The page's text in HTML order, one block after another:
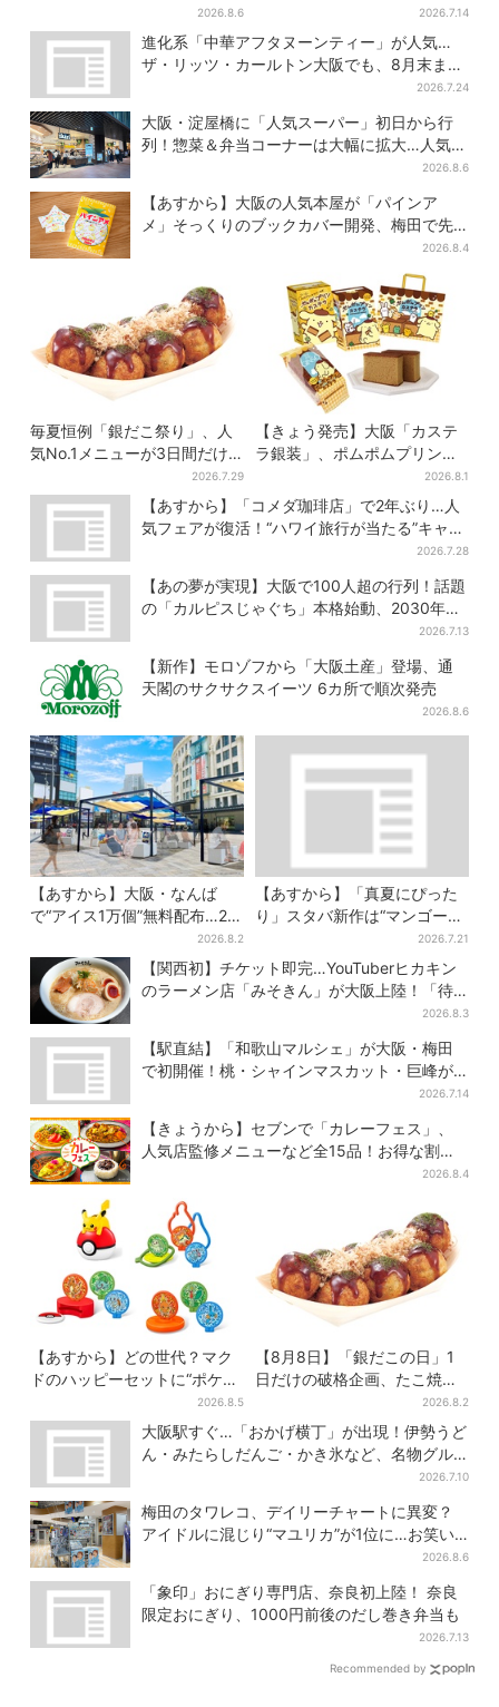
しゃぶしゃぶ・カフェまで…
22店舗がオープン
2026.8.6
ッズ＆お得な3500円クーポン
付き
2026.7.14
進化系「中華アフタヌーンティー」が人気…
ザ・リッツ・カールトン大阪でも、8月末まで
2026.7.24
大阪・淀屋橋に「人気スーパー」初日から行
列！惣菜＆弁当コーナーは大幅に拡大…人気商
2026.8.6
【あすから】大阪の人気本屋が「パインア
メ」そっくりのブックカバー開発、梅田で先
2026.8.4
毎夏恒例「銀だこ祭り」、人
気No.1メニューが3日間だけ
2026.7.29
【きょう発売】大阪「カステ
ラ銀装」、ポムポムプリンと
初コラボ 紙袋まで限定デザ
インに
2026.8.1
【あすから】「コメダ珈琲店」で2年ぶり…人
気フェアが復活！“ハワイ旅行が当たる”キャン
2026.7.28
【あの夢が実現】大阪で100人超の行列！話題
の「カルピスじゃぐち」本格始動、2030年ま
2026.7.13
【新作】モロゾフから「大阪土産」登場、通
天閣のサクサクスイーツ 6カ所で順次発売
2026.8.6
【あすから】大阪・なんば
で“アイス1万個”無料配布…2日
間限定で、ロッテの人気商品
もらえる
2026.8.2
【あすから】「真夏にぴった
り」スタバ新作は“マンゴー×
オレンジ”、果肉ごろっと…さ
っぱり3種が登場
2026.7.21
【関西初】チケット即完…YouTuberヒカキン
のラーメン店「みそきん」が大阪上陸！「待
2026.8.3
【駅直結】「和歌山マルシェ」が大阪・梅田
で初開催！桃・シャインマスカット・巨峰が
2026.7.14
【きょうから】セブンで「カレーフェス」、
人気店監修メニューなど全15品！お得な割引
2026.8.4
【あすから】どの世代？マク
ドのハッピーセットに“ポケモ
ンおもちゃ”、歴代30匹に「懐
かしい」と喜びの声
2026.8.5
【8月8日】「銀だこの日」1
日だけの破格企画、たこ焼き1
舟が88円に…先着88名限り
2026.8.2
大阪駅すぐ…「おかげ横丁」が出現！伊勢うど
ん・みたらしだんご・かき氷など、名物グル
2026.7.10
梅田のタワレコ、デイリーチャートに異変？
アイドルに混じり“マユリカ”が1位に…お笑い
2026.8.6
「象印」おにぎり専門店、奈良初上陸！ 奈良
限定おにぎり、1000円前後のだし巻き弁当も
2026.7.13
Recommended by